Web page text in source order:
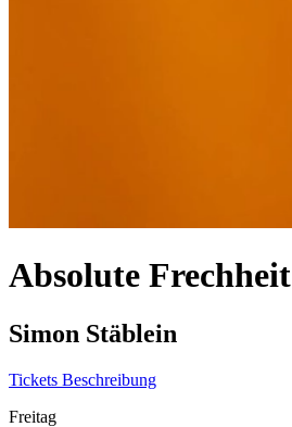
Absolute Frechheit
Simon Stäblein
Tickets Beschreibung
Freitag